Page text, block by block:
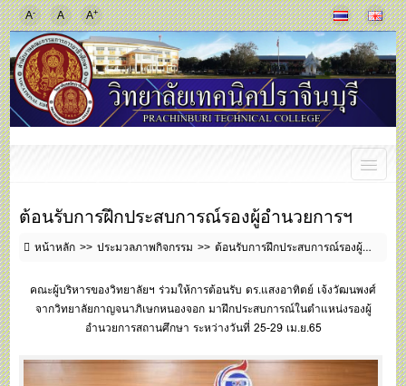
A- A A+
ต้อนรับการฝึกประสบการณ์รองผู้อำนวยการฯ
หน้าหลัก ประมวลภาพกิจกรรม ต้อนรับการฝึกประสบการณ์รองผู้อำนวยการฯ
คณะผู้บริหารของวิทยาลัยฯ ร่วมให้การต้อนรับ ดร.แสงอาทิตย์ เจ้งวัฒนพงศ์
จากวิทยาลัยกาญจนาภิเษกหนองจอก มาฝึกประสบการณ์ในตำแหน่งรองผู้
อำนวยการสถานศึกษา ระหว่างวันที่ 25-29 เม.ย.65